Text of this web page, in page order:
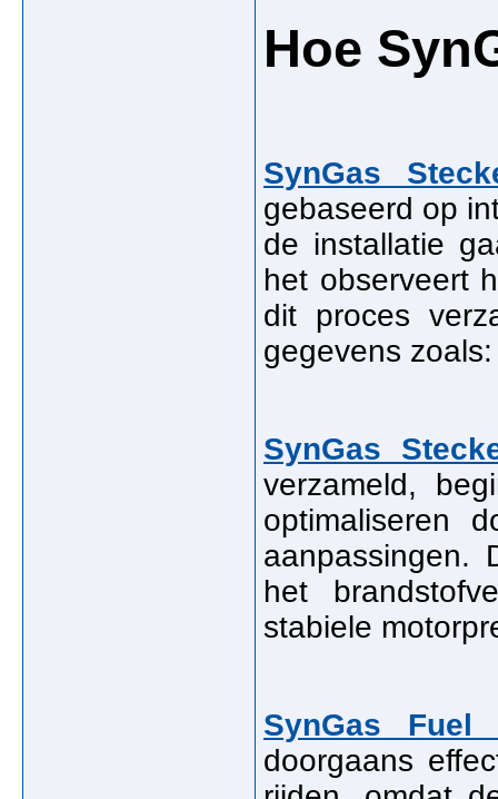
Hoe
SynGas
gebaseerd op
de installatie
het observeert
dit proces
gegevens zoals:
SynGas
verzameld,
optimaliseren
aanpassingen.
het
stabiele
SynGas Fuel
doorgaans